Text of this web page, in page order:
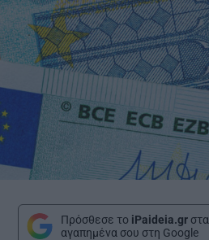
Πρόσθεσε το iPaideia.gr στα
αγαπημένα σου στη Google